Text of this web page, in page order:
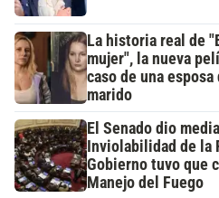
La historia real de
mujer", la nueva
caso de una
marido
El Senado dio
Inviolabilidad de la
Gobierno tuvo que
Manejo del Fuego